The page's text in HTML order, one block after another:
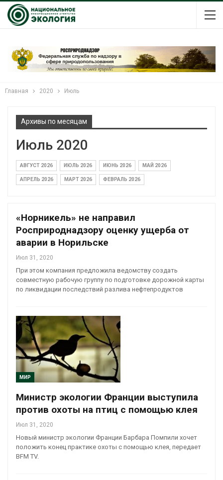
Главная 2020 Июль
Архивы по месяцам
Июль 2020
АВГУСТ 2026 ИЮЛЬ 2026 ИЮНЬ 2026 МАЙ 2026
АПРЕЛЬ 2026 МАРТ 2026 ФЕВРАЛЬ 2026
«Норникель» не направил
Росприроднадзору оценку ущерба от
аварии в Норильске
Июл 31, 2020
При этом компания предложила ведомству создать
совместную рабочую группу по подготовке дорожной карты
по ликвидации последствий разлива нефтепродуктов
МИР
Министр экологии Франции выступила
против охоты на птиц с помощью клея
Июл 31, 2020
Новый министр экологии Франции Барбара Помпили хочет
положить конец практике охоты с помощью клея, передает
BFM TV.